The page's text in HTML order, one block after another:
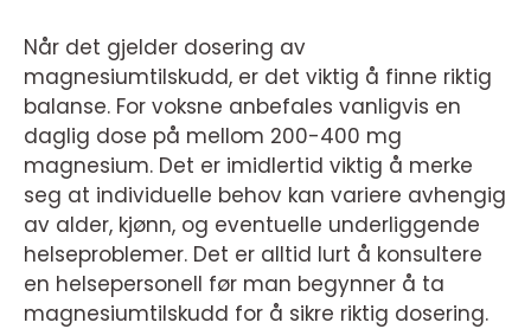
Når det gjelder dosering av
magnesiumtilskudd, er det viktig å finne riktig
balanse. For voksne anbefales vanligvis en
daglig dose på mellom 200-400 mg
magnesium. Det er imidlertid viktig å merke
seg at individuelle behov kan variere avhengig
av alder, kjønn, og eventuelle underliggende
helseproblemer. Det er alltid lurt å konsultere
en helsepersonell før man begynner å ta
magnesiumtilskudd for å sikre riktig dosering.